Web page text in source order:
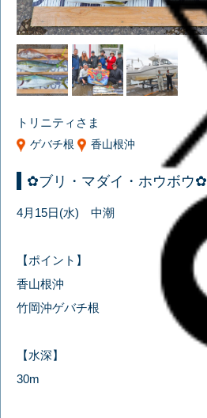
トリニティさま
ゲバチ根 香山根沖
✿ブリ・マダイ・ホウボウ✿
4月15日(水) 中潮
【ポイント】
香山根沖
竹岡沖ゲバチ根
【水深】
30m